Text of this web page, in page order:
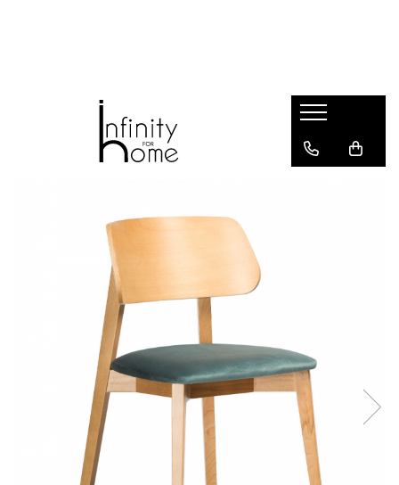
Biblioteci și rafturi
Masute auxiliare
Masute de cafea
Mobila dormitor
Comode dormitor
Covoare dormitor
Console dormitor
Fotolii dormitor
Mobila dining